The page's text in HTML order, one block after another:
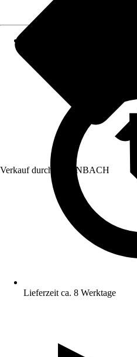
Verkauf durch: HORNBACH
Lieferzeit ca. 8 Werktage